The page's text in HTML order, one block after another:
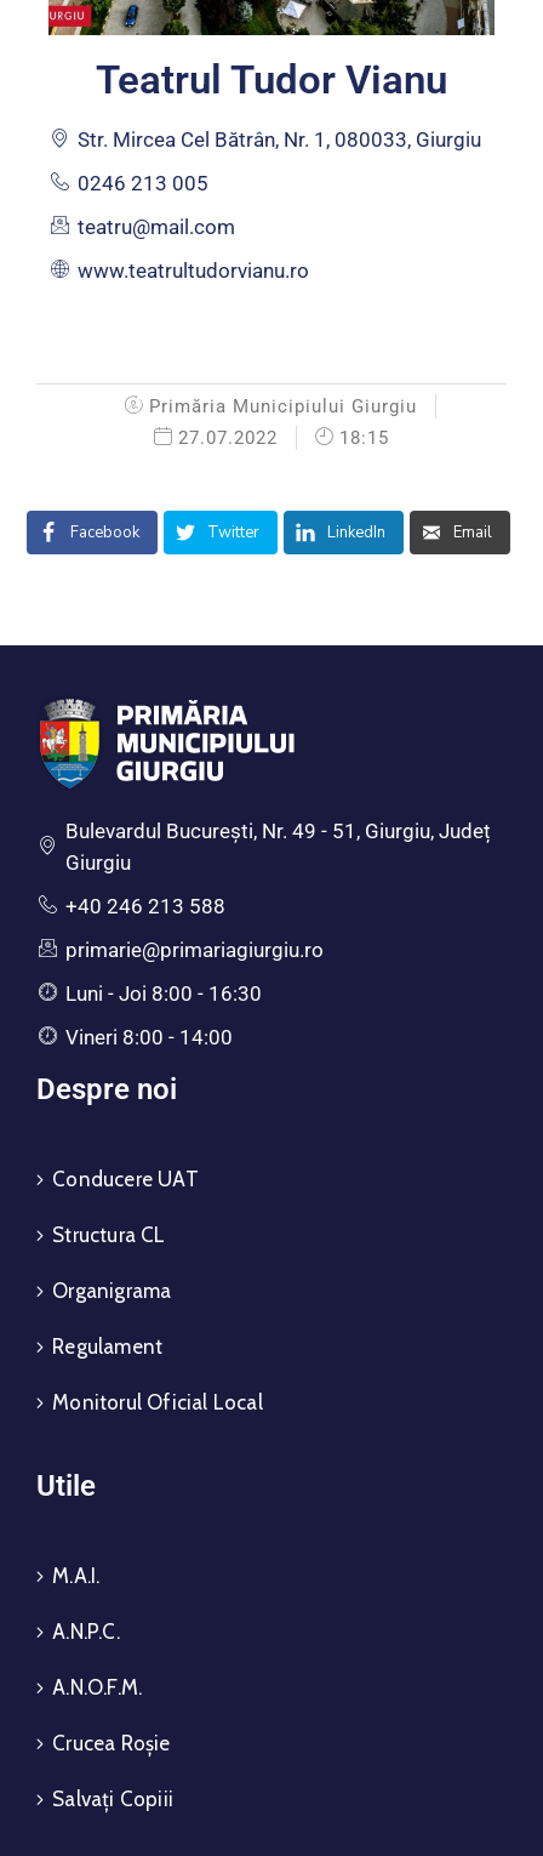
Teatrul Tudor Vianu
Str. Mircea Cel Bătrân, Nr. 1, 080033, Giurgiu
0246 213 005
teatru@mail.com
www.teatrultudorvianu.ro
Primăria Municipiului Giurgiu
27.07.2022
18:15
Facebook Twitter LinkedIn Email
Bulevardul Bucureşti, Nr. 49 - 51, Giurgiu, Județ
Giurgiu
+40 246 213 588
primarie@primariagiurgiu.ro
Luni - Joi 8:00 - 16:30
Vineri 8:00 - 14:00
Despre noi
Conducere UAT
Structura CL
Organigrama
Regulament
Monitorul Oficial Local
Utile
M.A.I.
A.N.P.C.
A.N.O.F.M.
Crucea Roșie
Salvați Copiii